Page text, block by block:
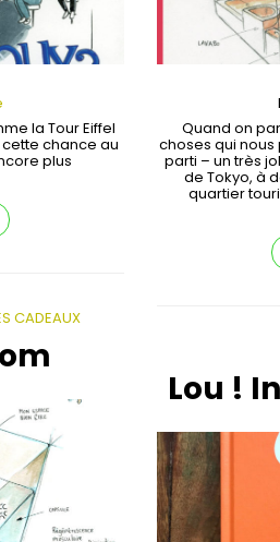
la Tour Eiffel
chance au
plus
Quand on
choses qui nous
parti – un très
de Tokyo, à
quartier
CADEAUX
Lou !